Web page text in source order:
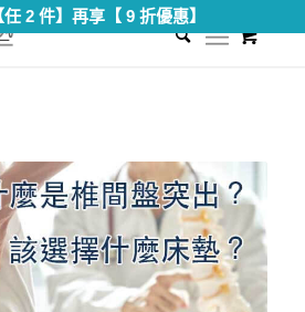
2 件】再享【 9 折優惠】
頁 /椎間盤突出